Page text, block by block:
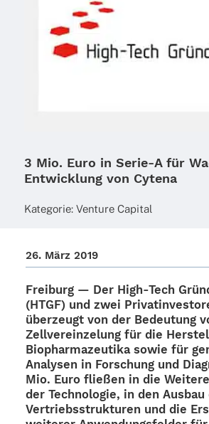
3 Mio. Euro in Serie‑A für
Entwicklung von Cytena
Kate­go­rie:Venture Capi­tal
26. März 2019
Frei­burg — Der High-Tech
(HTGF) und zwei
über­zeugt von der Bedeu­tung
Zell­ver­ein­ze­lung für die
Biophar­ma­zeu­tika sowie für
Analy­sen in Forschung und
Mio. Euro flie­ßen in die
der Tech­no­lo­gie, in den Ausbau
Vertriebs­struk­tu­ren und die